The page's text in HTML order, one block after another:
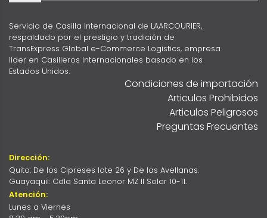
Servicio de Casilla Internacional de LAARCOURIER,
respaldado por el prestigio y tradición de
TransExpress Global e-Commerce Logistics, empresa
líder en Casilleros Internacionales basado en los
Estados Unidos.
Condiciones de importación
Articulos Prohibidos
Articulos Peligrosos
Preguntas Frecuentes
Dirección:
Quito: De los Cipreses lote 26 y De las Avellanas.
Guayaquil: Cdla Santa Leonor MZ II Solar 10-11.
Atención:
Lunes a Viernes